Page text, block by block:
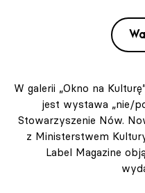
W galerii „Okno na
jest wystawa „nie/
Stowarzyszenie Nów.
z Ministerstwem
Label Magazine